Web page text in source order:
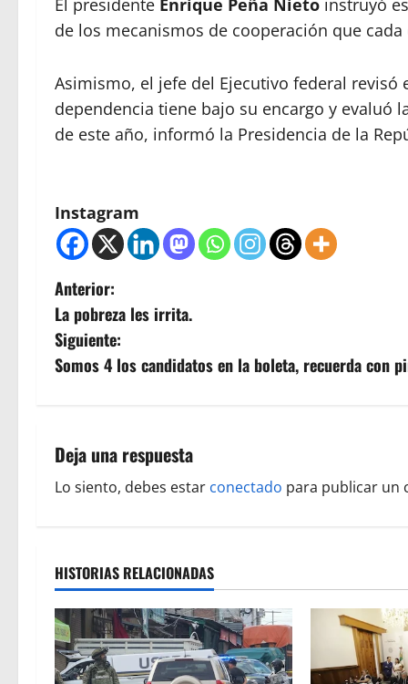
El presidente Enrique Peña Nieto instruyó
de los mecanismos de cooperación que
Asimismo, el jefe del Ejecutivo federal
dependencia tiene bajo su encargo y evaluó
de este año, informó la Presidencia de la
Instagram
N
a
v
g
a
i
ó
n
Anterior:
La pobreza les irrita.
Siguiente:
Somos 4 los candidatos en la boleta, recuerda con
Deja una respuesta
Lo siento, debes estar conectado para publicar un
HISTORIAS RELACIONADAS